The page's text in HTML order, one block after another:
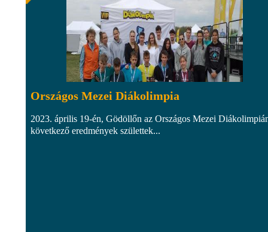
Országos Mezei Diákolimpia
2023. április 19-én, Gödöllőn az Országos Mezei
következő eredmények születtek...